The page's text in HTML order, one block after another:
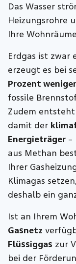
Das Wasser
Heizungsrohre
Ihre
Erdgas ist zwar
erzeugt es bei
Prozent
fossile
Zudem entsteht
damit der
Energieträger –
aus Methan
Ihrer
Klimagas
deshalb ein
Ist an Ihrem
Gasnetz
Flüssiggas zur
bei der